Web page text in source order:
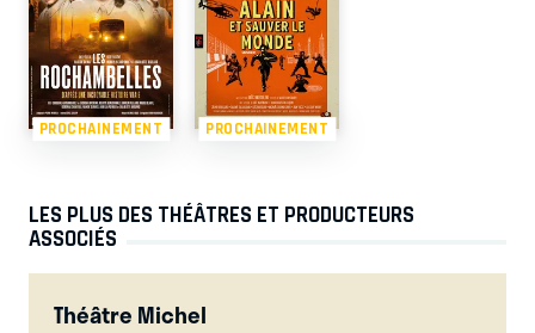
PROCHAINEMENT PROCHAINEMENT
LES PLUS DES THÉÂTRES ET PRODUCTEURS
ASSOCIÉS
Théâtre Michel